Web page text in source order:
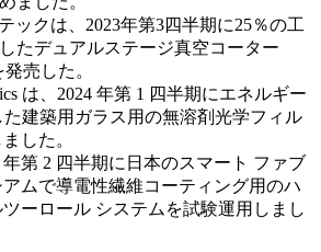
ックは、2023年第3四半期に25％の工
たデュアルステージ真空コーター
発売した。
は、2024 年第 1 四半期にエネルギー
た建築用ガラス用の無溶剤光学フィル
した。
第 2 四半期に日本のスマート ファブ
ムで導電性繊維コーティング用のハ
ーロール システムを試験運用しまし